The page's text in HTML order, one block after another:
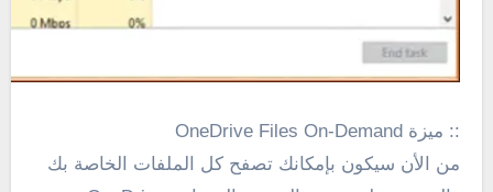
:: ميزة OneDrive Files On-Demand
من الأن سيكون بإمكانك تصفح كل الملفات الخاصة بك